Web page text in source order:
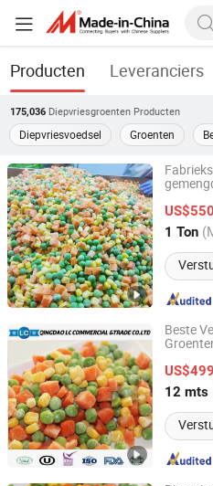
Producten Leveranciers
175,036 Diepvriesgroenten Producten
Diepvriesvoedsel Groenten
1 Ton
Heze City Mudan District
Shandong, China
Beste
12 mts
Qingdao LC Commercial &
Shandong, China